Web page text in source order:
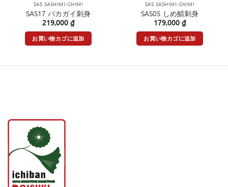
SAS SASHIMI-CHIMI
SAS17 バカガイ刺身
219,000 ₫
お買い物カゴに追加
SAS SASHIMI-CHIMI
SAS05 しめ鯖刺身
179,000 ₫
お買い物カゴに追加